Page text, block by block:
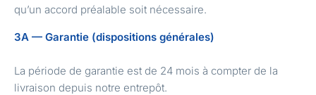
qu’un accord préalable soit nécessaire.
3A — Garantie (dispositions générales)
La période de garantie est de 24 mois à compter de la
livraison depuis notre entrepôt.